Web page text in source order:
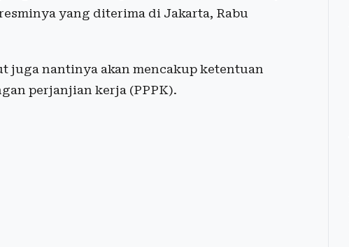
yang diterima di Jakarta, Rabu
juga nantinya akan mencakup ketentuan
perjanjian kerja (PPPK).